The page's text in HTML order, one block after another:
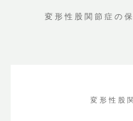
変形性股関節症の
変形性股